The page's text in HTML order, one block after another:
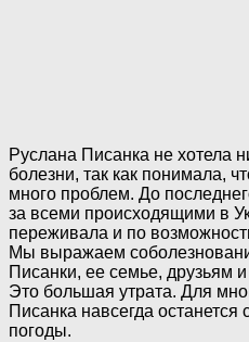
Руслана Писанка не хотела
болезни, так как понимала,
много проблем. До
за всеми происходящими в
переживала и по
Мы выражаем
Писанки, ее семье, друзьям
Это большая утрата. Для
Писанка навсегда
погоды.